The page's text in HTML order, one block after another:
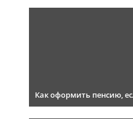
Как оформить пенсию,